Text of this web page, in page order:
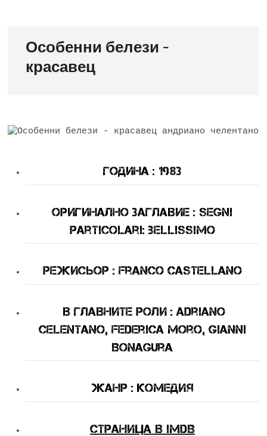
Особенни белези –
красавец
Година : 1983
оригинално Заглавие : Segni
particolari: bellissimo
Режисьор : Franco Castellano
В Главните Роли : Adriano
Celentano, Federica Moro, Gianni
Bonagura
Жанр : комедия
Страница в IMDB